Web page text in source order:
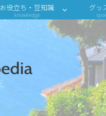
お役立ち・豆知識
knowledge
グッ